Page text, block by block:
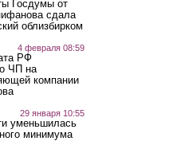
Госдумы от
сдала
облизбирком
4 февраля 08:59
РФ
ЧП на
компании
29 января 10:55
уменьшилась
минимума